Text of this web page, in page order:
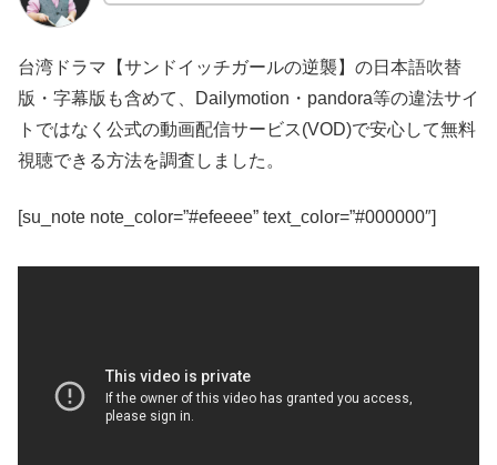
台湾ドラマ【サンドイッチガールの逆襲】の日本語吹替
版・字幕版も含めて、Dailymotion・pandora等の違法サイ
トではなく公式の動画配信サービス(VOD)で安心して無料
視聴できる方法を調査しました。
[su_note note_color=”#efeeee” text_color=”#000000″]